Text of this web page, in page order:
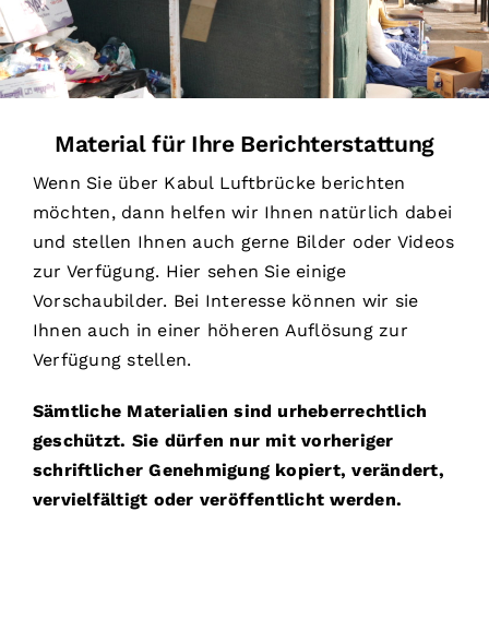
Spenden
Material für Ihre Berichterstattung
Wenn Sie über Kabul Luftbrücke berichten
möchten, dann helfen wir Ihnen natürlich dabei
und stellen Ihnen auch gerne Bilder oder Videos
zur Verfügung. Hier sehen Sie einige
Vorschaubilder. Bei Interesse können wir sie
Ihnen auch in einer höheren Auflösung zur
Verfügung stellen.
Sämtliche Materialien sind urheberrechtlich
geschützt. Sie dürfen nur mit vorheriger
schriftlicher Genehmigung kopiert, verändert,
vervielfältigt oder veröffentlicht werden.